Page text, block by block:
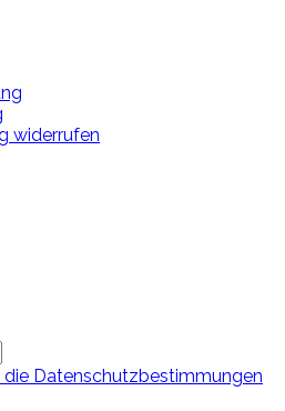
widerrufen
die Datenschutzbestimmungen